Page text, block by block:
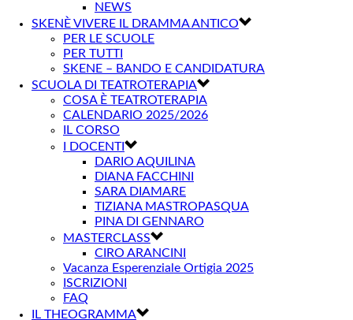
NEWS
SKENÈ VIVERE IL DRAMMA ANTICO
PER LE SCUOLE
PER TUTTI
SKENE – BANDO E CANDIDATURA
SCUOLA DI TEATROTERAPIA
COSA È TEATROTERAPIA
CALENDARIO 2025/2026
IL CORSO
I DOCENTI
DARIO AQUILINA
DIANA FACCHINI
SARA DIAMARE
TIZIANA MASTROPASQUA
PINA DI GENNARO
MASTERCLASS
CIRO ARANCINI
Vacanza Esperenziale Ortigia 2025
ISCRIZIONI
FAQ
IL THEOGRAMMA